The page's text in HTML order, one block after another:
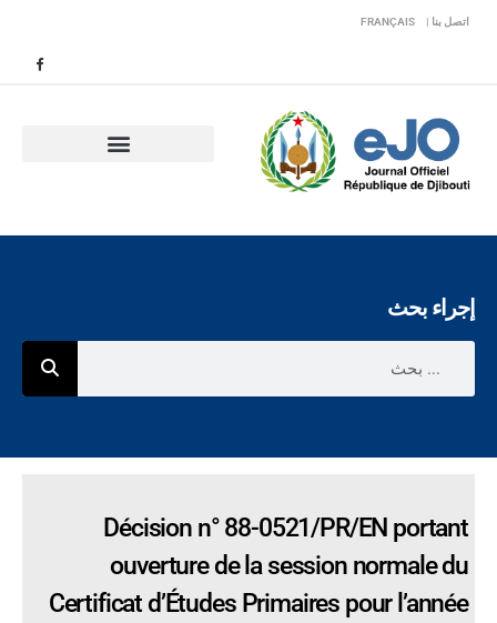
اتصل بنا | FRANÇAIS
إجراء بحث
Décision n° 88-0521/PR/EN portant
ouverture de la session normale du
Certificat d’Études Primaires pour l’année